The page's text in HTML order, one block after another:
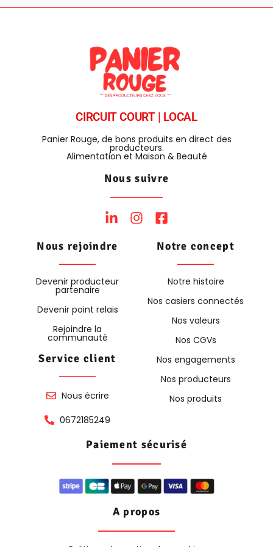
CIRCUIT COURT | LOCAL
Panier Rouge, de bons produits en direct des
producteurs.
Alimentation et Maison & Beauté
Nous suivre
Nous rejoindre
Devenir producteur
partenaire
Devenir point relais
Rejoindre la
communauté
Service client
Nous écrire
0672185249
Notre concept
Notre histoire
Nos casiers connectés
Nos valeurs
Nos CGVs
Nos engagements
Nos producteurs
Nos produits
Paiement sécurisé
A propos